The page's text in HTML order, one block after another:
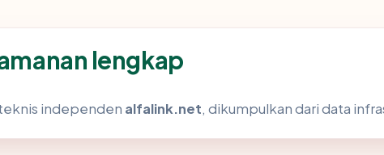
lengkap
teknis independen alfalink.net, dikumpulkan dari data